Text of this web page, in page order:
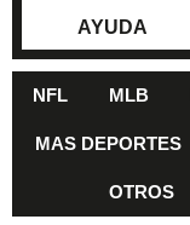
AYUDA
NFL MLB
MAS DEPORTES
OTROS